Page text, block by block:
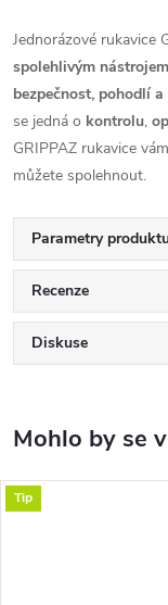
Jednorázové rukavice
spolehlivým
bezpečnost, pohodlí
se jedná o kontrolu,
GRIPPAZ rukavice
můžete spolehnout.
Parametry
Recenze
Diskuse
Tip